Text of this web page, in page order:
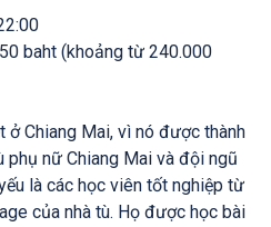
baht (khoảng từ 240.000
Chiang Mai, vì nó được thành
nữ Chiang Mai và đội ngũ
là các học viên tốt nghiệp từ
của nhà tù. Họ được học bài